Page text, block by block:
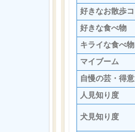
好きなお散歩
好きな食べ物
キライな食べ物
マイブーム
自慢の芸・得
人見知り度
犬見知り度